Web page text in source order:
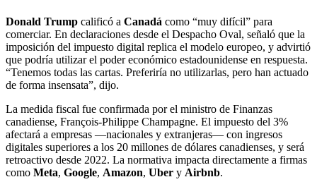
Donald Trump calificó a Canadá como “muy difícil” para
comerciar. En declaraciones desde el Despacho Oval, señaló que la
imposición del impuesto digital replica el modelo europeo, y advirtió
que podría utilizar el poder económico estadounidense en respuesta.
“Tenemos todas las cartas. Preferiría no utilizarlas, pero han actuado
de forma insensata”, dijo.
La medida fiscal fue confirmada por el ministro de Finanzas
canadiense, François-Philippe Champagne. El impuesto del 3%
afectará a empresas —nacionales y extranjeras— con ingresos
digitales superiores a los 20 millones de dólares canadienses, y será
retroactivo desde 2022. La normativa impacta directamente a firmas
como Meta, Google, Amazon, Uber y Airbnb.